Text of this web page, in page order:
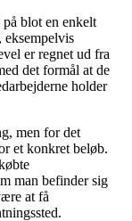
blot en enkelt
eksempelvis
er regnet ud fra
det formål at de
holder
men for det
et konkret beløb.
man befinder sig
at få